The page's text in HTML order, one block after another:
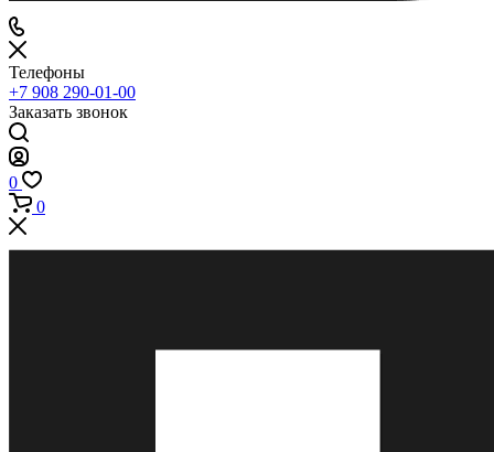
Телефоны
+7 908 290-01-00
Заказать звонок
0
0